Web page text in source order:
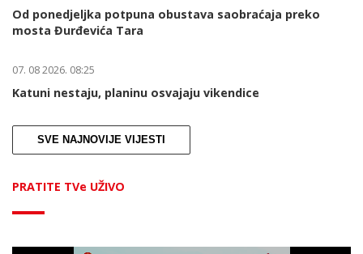
Od ponedjeljka potpuna obustava saobraćaja preko
mosta Đurđevića Tara
07. 08 2026. 08:25
Katuni nestaju, planinu osvajaju vikendice
SVE NAJNOVIJE VIJESTI
PRATITE TVe UŽIVO